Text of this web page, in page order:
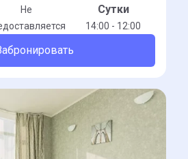
Не
Сутки
14:00 - 12:00